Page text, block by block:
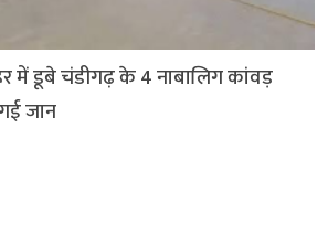
में डूबे चंडीगढ़ के 4 नाबालिग कांवड़
जान